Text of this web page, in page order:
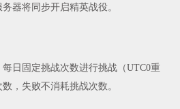
器将同步开启精英战役。
日固定挑战次数进行挑战（UTC0重
，失败不消耗挑战次数。